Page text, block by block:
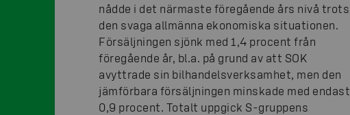
nådde i det närmaste föregående års nivå trots
den svaga allmänna ekonomiska situationen.
Försäljningen sjönk med 1,4 procent från
föregående år, bl.a. på grund av att SOK
avyttrade sin bilhandelsverksamhet, men den
jämförbara försäljningen minskade med endast
0,9 procent. Totalt uppgick S-gruppens